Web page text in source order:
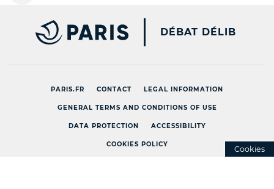
PARIS.FR [NEW
DÉBAT DÉLIB
PARIS.FR CONTACT LEGAL INFORMATION
GENERAL TERMS AND CONDITIONS OF USE
DATA PROTECTION ACCESSIBILITY
COOKIES POLICY